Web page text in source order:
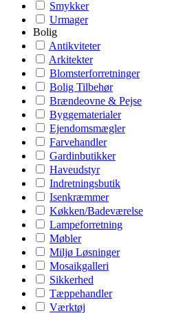
Smykker
Urmager
Bolig
Antikviteter
Arkitekter
Blomsterforretninger
Bolig Tilbehør
Brændeovne & Pejse
Byggematerialer
Ejendomsmægler
Farvehandler
Gardinbutikker
Haveudstyr
Indretningsbutik
Isenkræmmer
Køkken/Badeværelse
Lampeforretning
Møbler
Miljø Løsninger
Mosaikgalleri
Sikkerhed
Tæppehandler
Værktøj